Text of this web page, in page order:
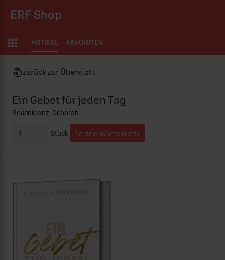
ERF Shop
ARTIKEL FAVORITEN
zurück zur Übersicht
Stück
Ein Gebet für jeden Tag
Rosenkranz, Déborah